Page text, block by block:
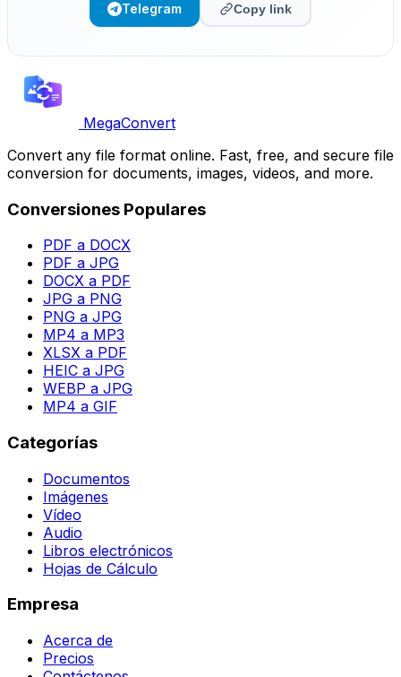
Telegram Copy link
MegaConvert
Convert any file format online. Fast, free, and secure file
conversion for documents, images, videos, and more.
Conversiones Populares
PDF a DOCX
PDF a JPG
DOCX a PDF
JPG a PNG
PNG a JPG
MP4 a MP3
XLSX a PDF
HEIC a JPG
WEBP a JPG
MP4 a GIF
Categorías
Documentos
Imágenes
Vídeo
Audio
Libros electrónicos
Hojas de Cálculo
Empresa
Acerca de
Precios